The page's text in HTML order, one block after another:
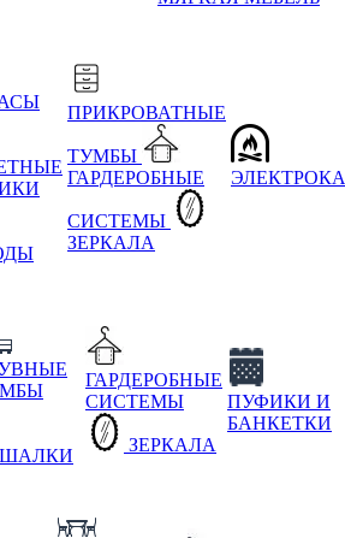
ПРИКРОВАТНЫЕ
ТУМБЫ
ГАРДЕРОБНЫЕ
СИСТЕМЫ
ЗЕРКАЛА
ГАРДЕРОБНЫЕ
СИСТЕМЫ
ЗЕРКАЛА
ПУФИКИ И
БАНКЕТКИ